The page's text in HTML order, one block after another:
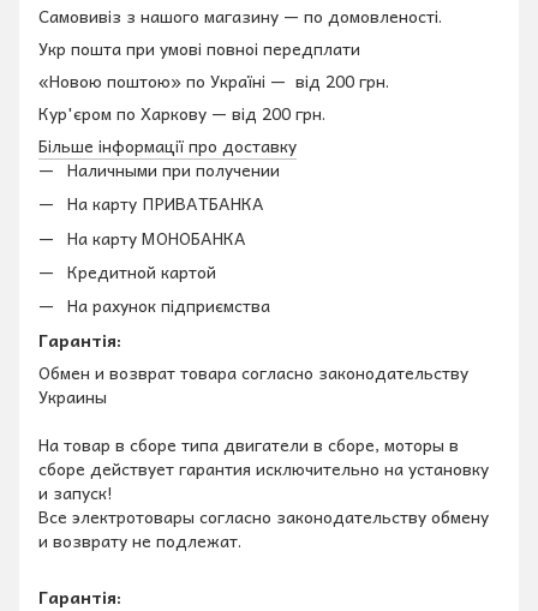
Самовивіз з нашого магазину — по домовленості.
Укр пошта при умові повноі передплати
«Новою поштою» по Україні — від 200 грн.
Кур'єром по Харкову — від 200 грн.
Більше інформації про доставку
Наличными при получении
На карту ПРИВАТБАНКА
На карту МОНОБАНКА
Кредитной картой
На рахунок підприємства
Гарантія:
Обмен и возврат товара согласно законодательству
Украины
На товар в сборе типа двигатели в сборе, моторы в
сборе действует гарантия исключительно на установку
и запуск!
Все электротовары согласно законодательству обмену
и возврату не подлежат.
Гарантія: